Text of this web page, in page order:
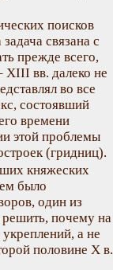
поисков
связана с
прежде всего,
XIII вв. далеко не
во все
состоявший
времени
этой проблемы
(гридниц).
княжеских
было
один из
решить, почему на
а не
половине Х в.